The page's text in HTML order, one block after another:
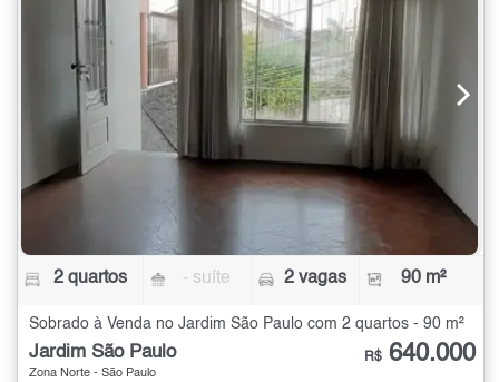
2 quartos - suíte 2 vagas 90 m²
Sobrado à Venda no Jardim São Paulo com 2 quartos - 90 m²
Jardim São Paulo
Zona Norte - São Paulo
R$ 640.000